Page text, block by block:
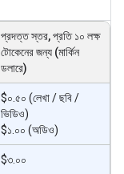
প্রদত্ত স্তর, প্রতি ১০ লক্ষ
টোকেনের জন্য (মার্কিন
ডলারে)
$০.৫০ (লেখা / ছবি /
ভিডিও)
$১.০০ (অডিও)
$৩.০০